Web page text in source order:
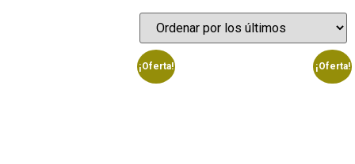
¡Oferta! ¡Oferta!